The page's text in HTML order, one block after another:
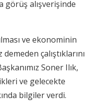
görüş alışverişinde
ve ekonominin
çalıştıklarını
Soner Ilık,
ve gelecekte
bilgiler verdi.